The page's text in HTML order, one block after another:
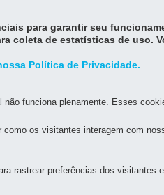
MAPA DO SITE
PARANÁ
para garantir seu
coleta de estatísticas de uso.
Política de Privacidade.
funciona plenamente. Esses
os visitantes interagem com
rastrear preferências dos